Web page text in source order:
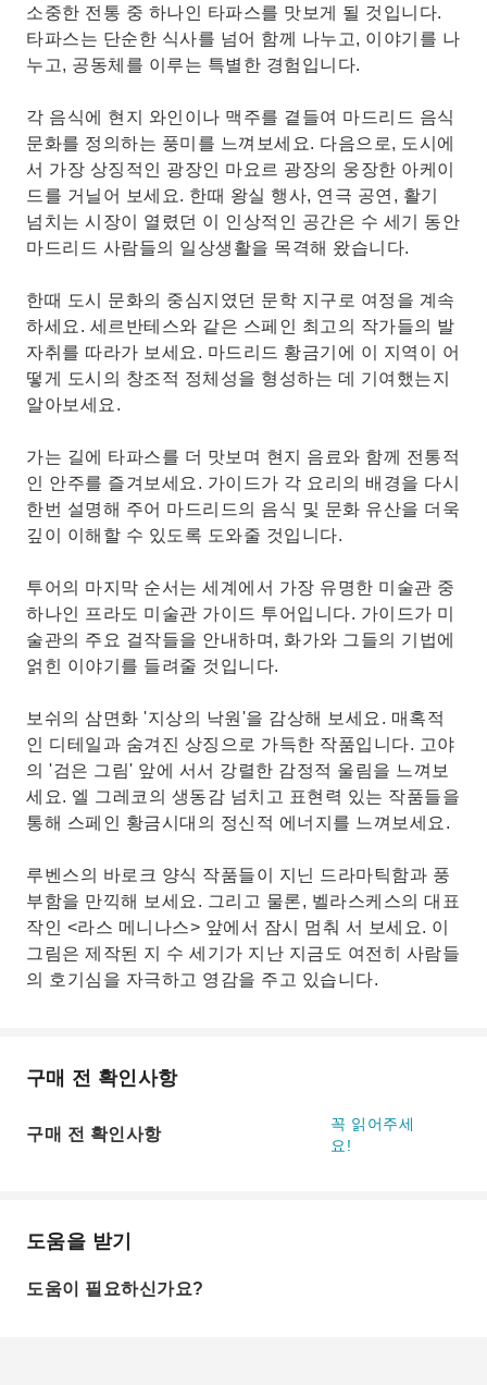
소중한 전통 중 하나인 타파스를 맛보게 될 것입니다.
타파스는 단순한 식사를 넘어 함께 나누고, 이야기를 나
누고, 공동체를 이루는 특별한 경험입니다.
각 음식에 현지 와인이나 맥주를 곁들여 마드리드 음식
문화를 정의하는 풍미를 느껴보세요. 다음으로, 도시에
서 가장 상징적인 광장인 마요르 광장의 웅장한 아케이
드를 거닐어 보세요. 한때 왕실 행사, 연극 공연, 활기
넘치는 시장이 열렸던 이 인상적인 공간은 수 세기 동안
마드리드 사람들의 일상생활을 목격해 왔습니다.
한때 도시 문화의 중심지였던 문학 지구로 여정을 계속
하세요. 세르반테스와 같은 스페인 최고의 작가들의 발
자취를 따라가 보세요. 마드리드 황금기에 이 지역이 어
떻게 도시의 창조적 정체성을 형성하는 데 기여했는지
알아보세요.
가는 길에 타파스를 더 맛보며 현지 음료와 함께 전통적
인 안주를 즐겨보세요. 가이드가 각 요리의 배경을 다시
한번 설명해 주어 마드리드의 음식 및 문화 유산을 더욱
깊이 이해할 수 있도록 도와줄 것입니다.
투어의 마지막 순서는 세계에서 가장 유명한 미술관 중
하나인 프라도 미술관 가이드 투어입니다. 가이드가 미
술관의 주요 걸작들을 안내하며, 화가와 그들의 기법에
얽힌 이야기를 들려줄 것입니다.
보쉬의 삼면화 '지상의 낙원'을 감상해 보세요. 매혹적
인 디테일과 숨겨진 상징으로 가득한 작품입니다. 고야
의 '검은 그림' 앞에 서서 강렬한 감정적 울림을 느껴보
세요. 엘 그레코의 생동감 넘치고 표현력 있는 작품들을
통해 스페인 황금시대의 정신적 에너지를 느껴보세요.
루벤스의 바로크 양식 작품들이 지닌 드라마틱함과 풍
부함을 만끽해 보세요. 그리고 물론, 벨라스케스의 대표
작인 <라스 메니나스> 앞에서 잠시 멈춰 서 보세요. 이
그림은 제작된 지 수 세기가 지난 지금도 여전히 사람들
의 호기심을 자극하고 영감을 주고 있습니다.
구매 전 확인사항
구매 전 확인사항
꼭 읽어주세
요!
도움을 받기
도움이 필요하신가요?